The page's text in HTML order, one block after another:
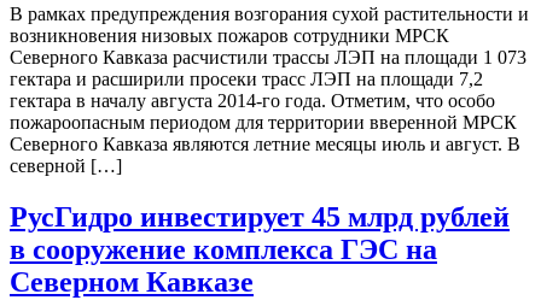
В рамках предупреждения возгорания сухой растительности и
возникновения низовых пожаров сотрудники МРСК
Северного Кавказа расчистили трассы ЛЭП на площади 1 073
гектара и расширили просеки трасс ЛЭП на площади 7,2
гектара в началу августа 2014-го года. Отметим, что особо
пожароопасным периодом для территории вверенной МРСК
Северного Кавказа являются летние месяцы июль и август. В
северной […]
РусГидро инвестирует 45 млрд рублей
в сооружение комплекса ГЭС на
Северном Кавказе